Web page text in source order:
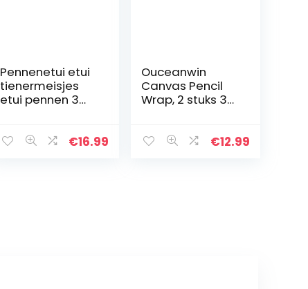
Pennenetui etui
tienermeisjes
etui pennen 3
pennenetui voor
€16.99
Ouceanwin
Canvas Pencil
Wrap, 2 stuks 36
draagbaar tas
€12.99